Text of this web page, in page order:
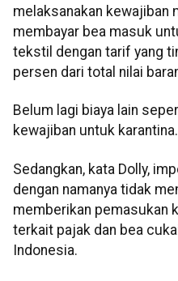
melaksanakan kewajiban
membayar bea masuk
tekstil dengan tarif yang
persen dari total nilai
Belum lagi biaya lain
kewajiban untuk karantina.
Sedangkan, kata Dolly,
dengan namanya tidak
memberikan pemasukan
terkait pajak dan bea
Indonesia.